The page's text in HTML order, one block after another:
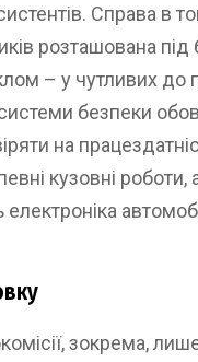
Справа в
розташована
– у чутливих
безпеки
на
кузовні роботи,
зокрема,